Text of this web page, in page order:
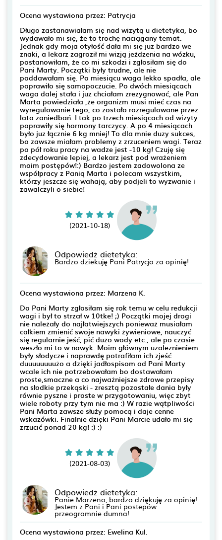
Ocena wystawiona przez: Patrycja
Długo zastanawiałam się nad wizytą u dietetyka, bo
wydawało mi się, że to trochę naciągany temat.
Jednak gdy moja otyłość dała mi się juz bardzo we
znaki, a lekarz zagroził mi wizją jeżdzenia na wózku,
postanowiłam, że co mi szkodzi i zgłosiłam się do
Pani Marty. Początki były trudne, ale nie
poddawałam się. Po miesiącu waga lekko spadła, ale
poprawiło się samopoczucie. Po dwóch miesiącach
waga dalej stała i juz chciałam zrezygnować, ale Pan
Marta powiedziała ,że organizm musi mieć czas na
wyregulowanie tego, co zostało rozregulowane przez
lata zaniedbań. I tak po trzech miesiącach od wizyty
poprawiły się hormony tarczycy. A po 4 miesiącach
było juz łącznie 6 kg mniej! To dla mnie duzy sukces,
bo zawsze miałam problemy z zrzuceniem wagi. Teraz
po pół roku pracy na wadze jest -10 kg! Czuję się
zdecydowanie lepiej, a lekarz jest pod wrażeniem
moim postępów!:) Bardzo jestem zadowolona ze
współpracy z Panią Marta i polecam wszystkim,
którzy jeszcze się wahają, aby podjeli to wyzwanie i
zawalczyli o siebie!
(2021-10-18)
Odpowiedż dietetyka:
Bardzo dziekuję Pani Patrycjo za opinię!
Ocena wystawiona przez: Marzena K.
Do Pani Marty zgłosiłam się rok temu w celu redukcji
wagi i był to strzał w 10tke! ;) Początki mojej drogi
nie należały do najłatwiejszych ponieważ musiałam
całkiem zmienić swoje nawyki żywieniowe, nauczyć
się regularnie jeść, pić dużo wody etc., ale po czasie
weszło mi to w nawyk. Moim głównym uzależnieniem
były słodycze i naprawdę potrafiłam ich zjeść
duuuuuuuużo a dzięki jadłospisom od Pani Marty
wcale ich nie potrzebowałam bo dostawałam
proste,smaczne a co najważniejsze zdrowe przepisy
na słodkie przekąski - zresztą pozostałe dania były
równie pyszne i proste w przygotowaniu, więc zbyt
wiele roboty przy tym nie ma :) W razie wątpliwości
Pani Marta zawsze służy pomocą i daje cenne
wskazówki. Finalnie dzięki Pani Marcie udało mi się
zrzucić ponad 20 kg! :) :)
(2021-08-03)
Odpowiedż dietetyka:
Panie Marzeno, bardzo dziękuję za opinię!
Jestem z Pani i Pani postepów
przeogromnie dumna!
Ocena wystawiona przez: Ewelina Kul.